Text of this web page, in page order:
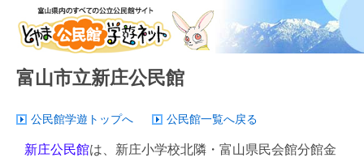
富山市立新庄公民館
公民館学遊トップへ 公民館一覧へ戻る
新庄公民館は、新庄小学校北隣・富山県民会館分館金